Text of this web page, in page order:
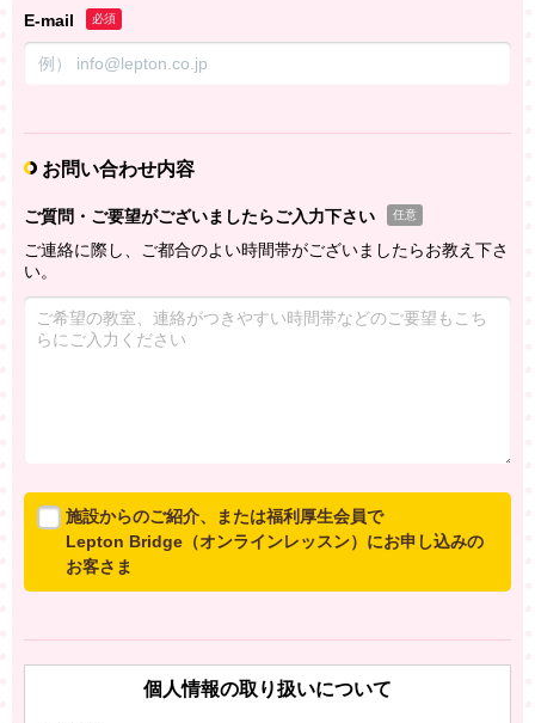
E-mail 必須
お問い合わせ内容
ご質問・ご要望がございましたらご入力下さい 任意
ご連絡に際し、ご都合のよい時間帯がございましたらお教え下さ
い。
施設からのご紹介、または福利厚生会員で
Lepton Bridge（オンラインレッスン）にお申し込みの
お客さま
いいたします。
※ご兄弟姉妹など複数でお申し込みの場合、お一人ず
個人情報の取り扱いについて